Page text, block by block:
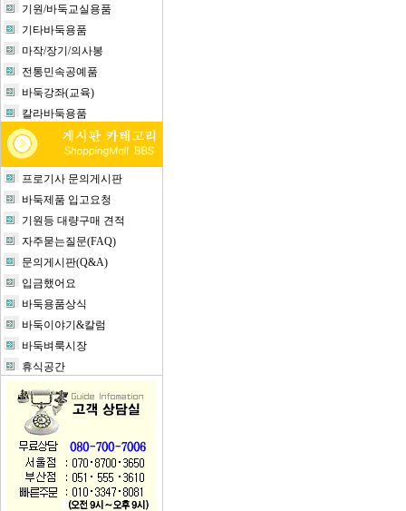
기원/바둑교실용품
기타바둑용품
마작/장기/의사봉
전통민속공예품
바둑강좌(교육)
칼라바둑용품
프로기사 문의게시판
바둑제품 입고요청
기원등 대량구매 견적
자주묻는질문(FAQ)
문의게시판(Q&A)
입금했어요
바둑용품상식
바둑이야기&칼럼
바둑벼룩시장
휴식공간